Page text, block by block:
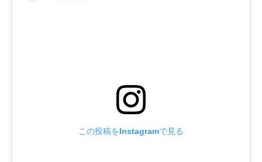
この投稿をInstagramで見る